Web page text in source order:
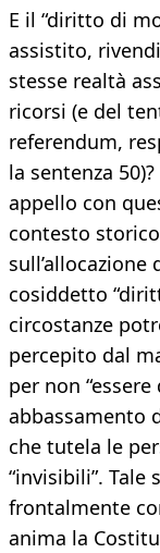
E il “diritto di
assistito,
stesse realtà
ricorsi (e del
referendum,
la sentenza
appello con
contesto
cosiddetto
circostanze
percepito dal
per non
abbassamento
che tutela le
“invisibili”.
frontalmente
anima la